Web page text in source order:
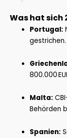
Was hat sich
Portugal:
gestrichen.
800.000
Malta:
Behörden
Spanien: